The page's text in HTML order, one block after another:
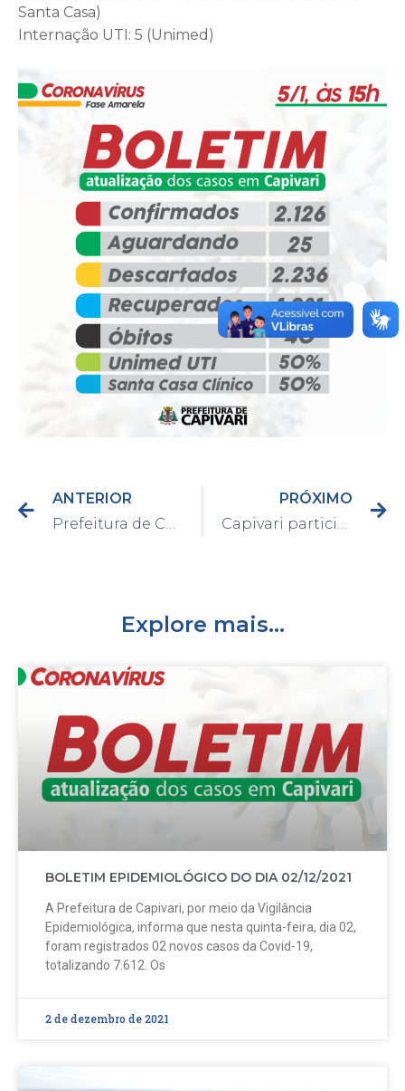
Santa Casa)
Internação UTI: 5 (Unimed)
ANTERIOR
Prefeitura de Capivari anuncia medidas administrativas para 2021
PRÓXIMO
Capivari participa do 1º Seminário Virtual de Gestão Pública do Estado
Explore mais...
BOLETIM EPIDEMIOLÓGICO DO DIA 02/12/2021
A Prefeitura de Capivari, por meio da Vigilância
Epidemiológica, informa que nesta quinta-feira, dia 02,
foram registrados 02 novos casos da Covid-19,
totalizando 7.612. Os
2 de dezembro de 2021